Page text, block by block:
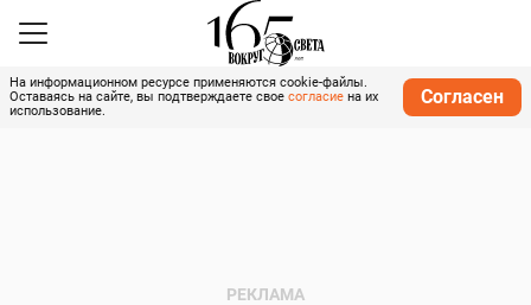
На информационном ресурсе применяются cookie-файлы.
Оставаясь на сайте, вы подтверждаете свое согласие на их
использование.
Согласен